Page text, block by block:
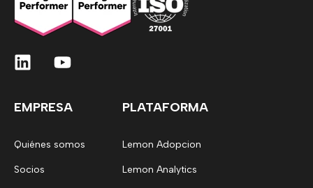
EMPRESA
Quiénes somos
Socios
PLATAFORMA
Lemon Adopcion
Lemon Analytics